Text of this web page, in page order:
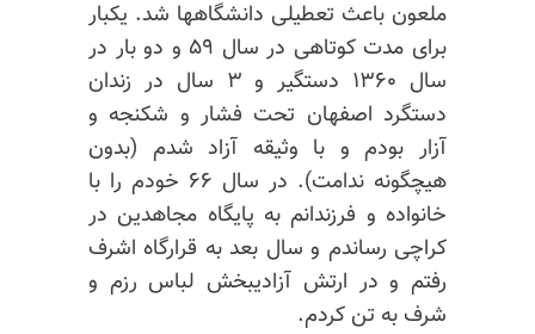
ملعون باعث تعطیلی دانشگاهها شد. یکبار
برای مدت کوتاهی در سال ۵۹ و دو بار در
سال ۱۳۶۰ دستگیر و ۳ سال در زندان
دستگرد اصفهان تحت فشار و شکنجه و
آزار بودم و با وثیقه آزاد شدم (بدون
هیچگونه ندامت). در سال ۶۶ خودم را با
خانواده و فرزندانم به پایگاه مجاهدین در
کراچی رساندم و سال بعد به قرارگاه اشرف
رفتم و در ارتش آزادیبخش لباس رزم و
شرف به تن کردم.